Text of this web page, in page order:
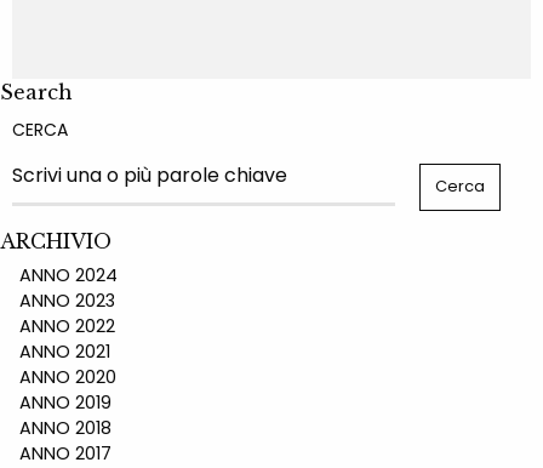
Search
CERCA
ARCHIVIO
ANNO 2024
ANNO 2023
ANNO 2022
ANNO 2021
ANNO 2020
ANNO 2019
ANNO 2018
ANNO 2017